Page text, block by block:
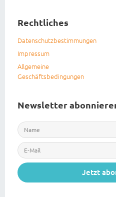
Rechtliches
Datenschutzbestimmungen
Impressum
Allgemeine
Geschäftsbedingungen
Newsletter
Jetzt